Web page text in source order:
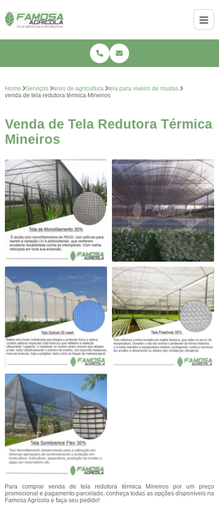
Home Serviços telas de agricultura
tela para viveiro de mudas
venda de tela redutora térmica Mineiros
Venda de Tela Redutora Térmica
Mineiros
Para comprar venda de tela redutora térmica Mineiros por um preço
promocional e pagamento parcelado, conheça todas as opções disponíveis na
Famosa Agrícola e faça seu pedido!